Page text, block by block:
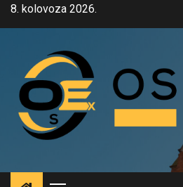
Skip8. kolovoza 2026.